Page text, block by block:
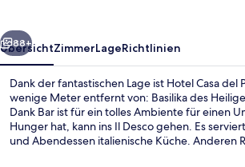
Weiter
88+
ÜbersichtZimmerLageRichtlinien
Dank der fantastischen Lage ist Hotel Casa del
wenige Meter entfernt von: Basilika des
Dank Bar ist für ein tolles Ambiente für einen
Hunger hat, kann ins Il Desco gehen. Es
und Abendessen italienische Küche. Anderen